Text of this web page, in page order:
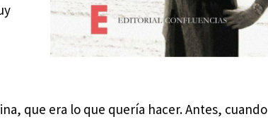
que era lo que quería hacer. Antes, cuando